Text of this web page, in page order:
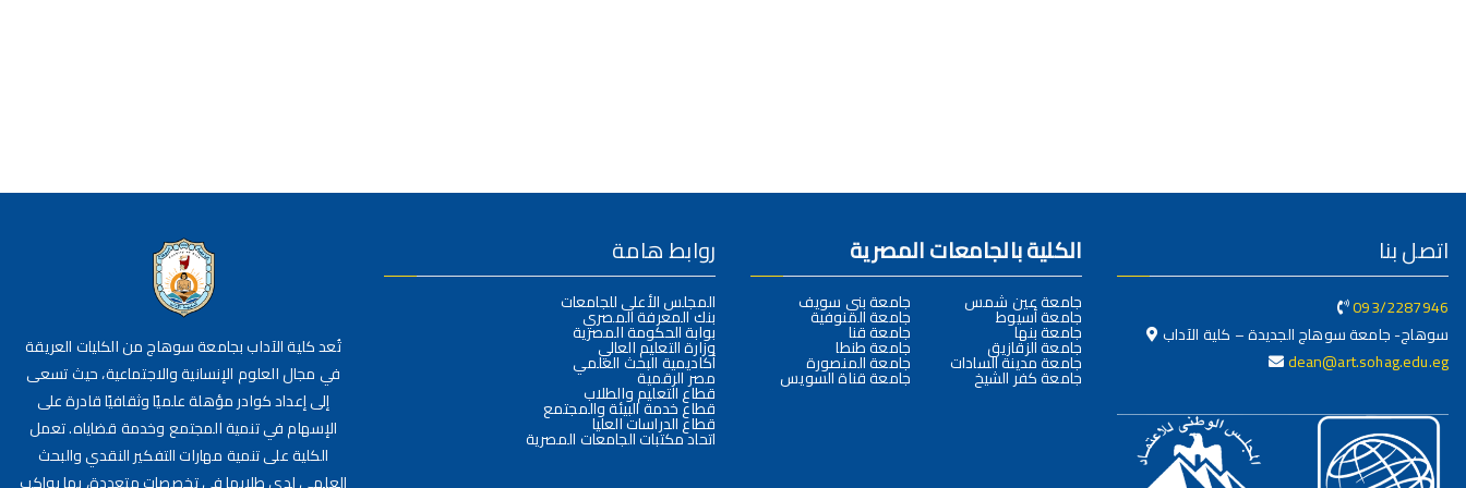
تُعد كلية الآداب بجامعة سوهاج من الكليات العريقة
في مجال العلوم الإنسانية والاجتماعية، حيث تسعى
إلى إعداد كوادر مؤهلة علميًا وثقافيًا قادرة على
الإسهام في تنمية المجتمع وخدمة قضاياه. تعمل
الكلية على تنمية مهارات التفكير النقدي والبحث
روابط هامة
المجلس الأعلى للجامعات
بنك المعرفة المصري
بوابة الحكومة المصرية
وزارة التعليم العالي
أكاديمية البحث العلمي
مصر الرقمية
قطاع التعليم والطلاب
قطاع خدمة البيئة والمجتمع
قطاع الدراسات العليا
اتحاد مكتبات الجامعات المصرية
الكلية بالجامعات المصرية
جامعة عين شمس
جامعة أسيوط
جامعة بنها
جامعة الزقازيق
جامعة مدينة السادات
جامعة كفر الشيخ
جامعة بني سويف
جامعة المنوفية
جامعة قنا
جامعة طنطا
جامعة المنصورة
جامعة قناة السويس
اتصل بنا
093/2287946
سوهاج- جامعة سوهاج الجديدة – كلية الآداب
dean@art.sohag.edu.eg